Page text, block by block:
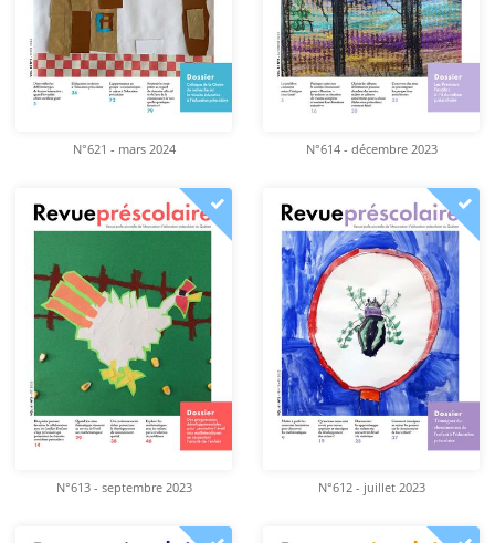
N°621 - mars 2024 N°614 - décembre 2023
N°613 - septembre 2023 N°612 - juillet 2023